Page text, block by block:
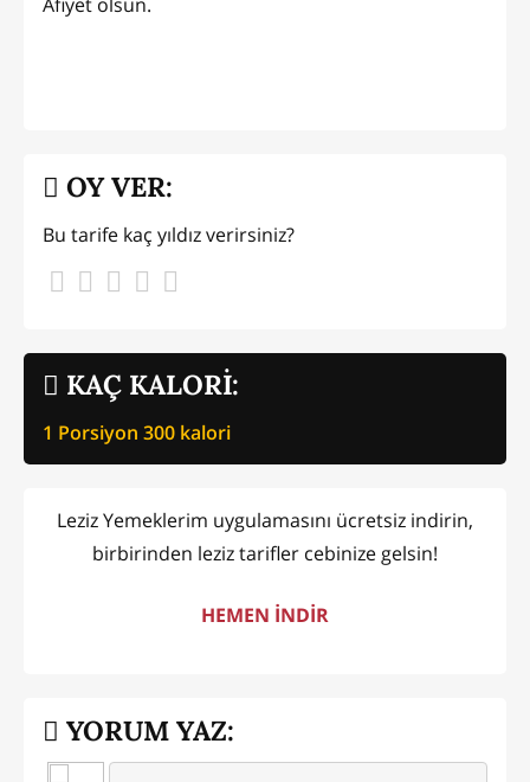
KAÇ KALORİ:
1 Porsiyon 300 kalori
OY VER:
Bu tarife kaç yıldız verirsiniz?
Leziz Yemeklerim uygulamasını ücretsiz indirin,
birbirinden leziz tarifler cebinize gelsin!
HEMEN İNDİR
YORUM YAZ: